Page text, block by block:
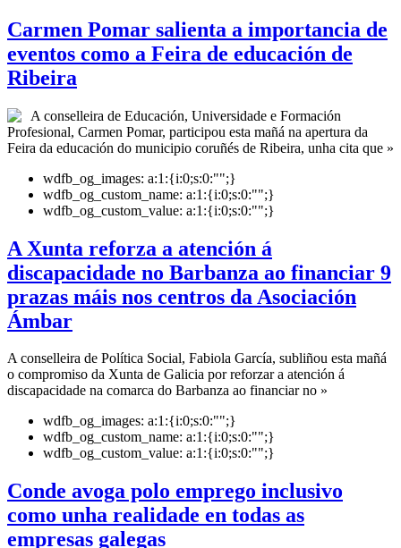
Carmen Pomar salienta a importancia de
eventos como a Feira de educación de
Ribeira
A conselleira de Educación, Universidade e Formación
Profesional, Carmen Pomar, participou esta mañá na apertura da
Feira da educación do municipio coruñés de Ribeira, unha cita que »
wdfb_og_images: a:1:{i:0;s:0:"";}
wdfb_og_custom_name: a:1:{i:0;s:0:"";}
wdfb_og_custom_value: a:1:{i:0;s:0:"";}
A Xunta reforza a atención á
discapacidade no Barbanza ao financiar 9
prazas máis nos centros da Asociación
Ámbar
A conselleira de Política Social, Fabiola García, subliñou esta mañá
o compromiso da Xunta de Galicia por reforzar a atención á
discapacidade na comarca do Barbanza ao financiar no »
wdfb_og_images: a:1:{i:0;s:0:"";}
wdfb_og_custom_name: a:1:{i:0;s:0:"";}
wdfb_og_custom_value: a:1:{i:0;s:0:"";}
Conde avoga polo emprego inclusivo
como unha realidade en todas as
empresas galegas